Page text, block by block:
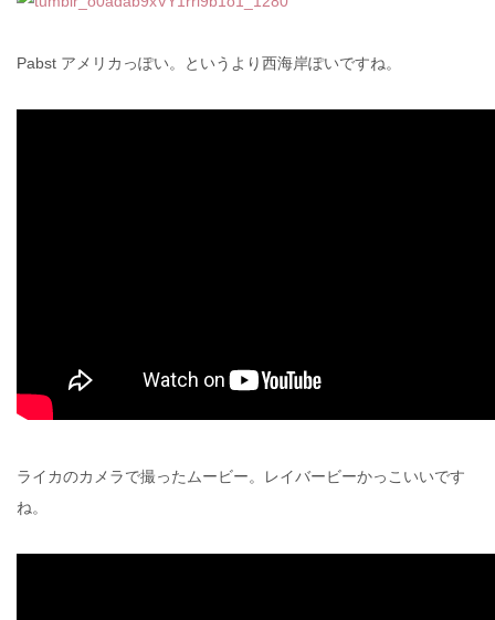
Pabst アメリカっぽい。というより西海岸ぽいですね。
ライカのカメラで撮ったムービー。レイバービーかっこいいです
ね。